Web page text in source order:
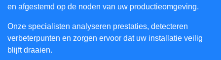
en afgestemd op de noden van uw productieomgeving.
Onze specialisten analyseren prestaties, detecteren
verbeterpunten en zorgen ervoor dat uw installatie veilig
blijft draaien.